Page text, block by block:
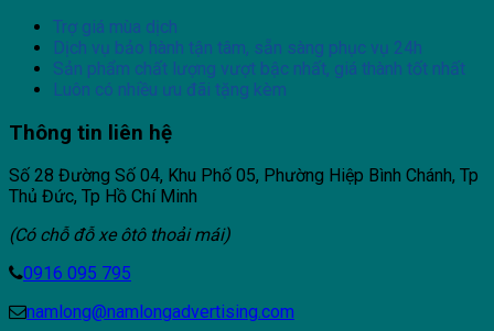
Trợ giá mùa dịch
Dịch vụ bảo hành tận tâm, sẵn sàng phục vụ 24h
Sản phẩm chất lượng vượt bậc nhất, giá thành tốt nhất
Luôn có nhiều ưu đãi tặng kèm
Thông tin liên hệ
Số 28 Đường Số 04, Khu Phố 05, Phường Hiệp Bình Chánh, Tp
Thủ Đức, Tp Hồ Chí Minh
(Có chỗ đỗ xe ôtô thoải mái)
0916 095 795
namlong@namlongadvertising.com